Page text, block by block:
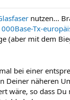
nutzen...
Tx-
(aber mit dem
bei einer
Deiner näheren
wäre, so dass Du